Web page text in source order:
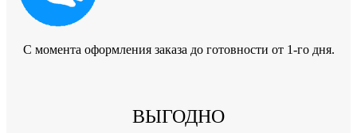
C момента оформления заказа до готовности от 1-го дня.
ВЫГОДНО